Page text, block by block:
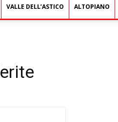
VALLE DELL’ASTICO ALTOPIANO